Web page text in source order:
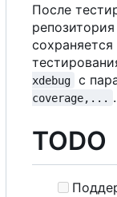
После
xdebug
с
coverage,... .
TODO